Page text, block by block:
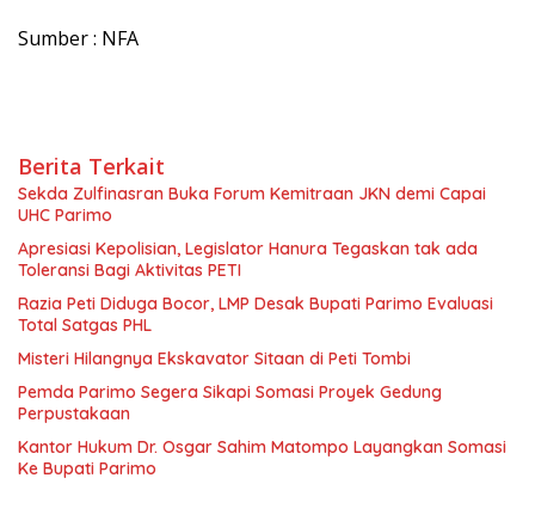
Sumber : NFA
Berita Terkait
Sekda Zulfinasran Buka Forum Kemitraan JKN demi Capai
UHC Parimo
Apresiasi Kepolisian, Legislator Hanura Tegaskan tak ada
Toleransi Bagi Aktivitas PETI
Razia Peti Diduga Bocor, LMP Desak Bupati Parimo Evaluasi
Total Satgas PHL
Misteri Hilangnya Ekskavator Sitaan di Peti Tombi
Pemda Parimo Segera Sikapi Somasi Proyek Gedung
Perpustakaan
Kantor Hukum Dr. Osgar Sahim Matompo Layangkan Somasi
Ke Bupati Parimo